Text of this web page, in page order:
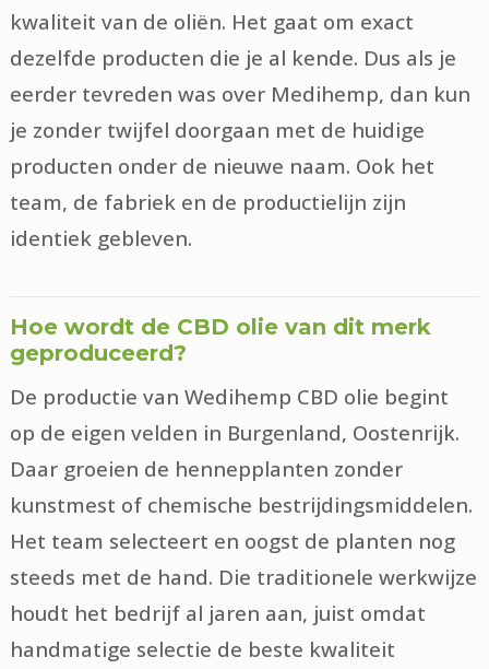
kwaliteit van de oliën. Het gaat om exact
dezelfde producten die je al kende. Dus als je
eerder tevreden was over Medihemp, dan kun
je zonder twijfel doorgaan met de huidige
producten onder de nieuwe naam. Ook het
team, de fabriek en de productielijn zijn
identiek gebleven.
Hoe wordt de CBD olie van dit merk
geproduceerd?
De productie van Wedihemp CBD olie begint
op de eigen velden in Burgenland, Oostenrijk.
Daar groeien de hennepplanten zonder
kunstmest of chemische bestrijdingsmiddelen.
Het team selecteert en oogst de planten nog
steeds met de hand. Die traditionele werkwijze
houdt het bedrijf al jaren aan, juist omdat
handmatige selectie de beste kwaliteit